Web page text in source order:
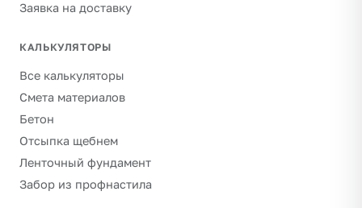
Заявка на доставку
КАЛЬКУЛЯТОРЫ
Все калькуляторы
Смета материалов
Бетон
Отсыпка щебнем
Ленточный фундамент
Забор из профнастила